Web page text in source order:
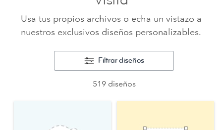
Usa tus propios archivos o echa un vistazo a
nuestros exclusivos diseños personalizables.
Filtrar diseños
519 diseños